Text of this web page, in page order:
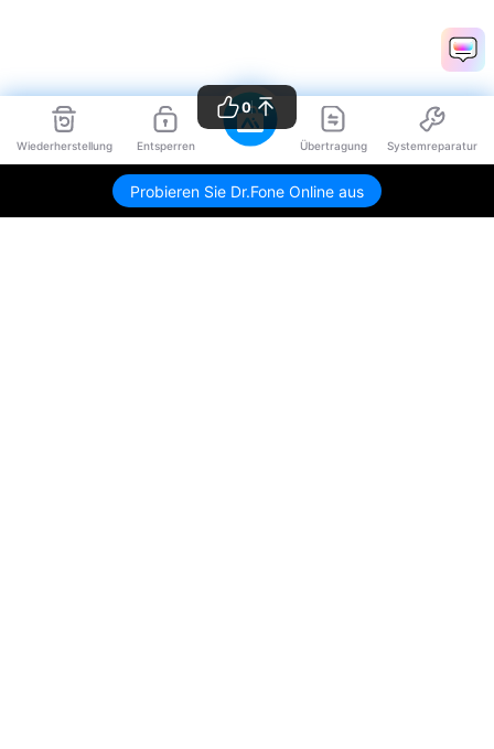
Wiederherstellung Entsperren Übertragung Systemreparatur
Probieren Sie Dr.Fone Online aus
0